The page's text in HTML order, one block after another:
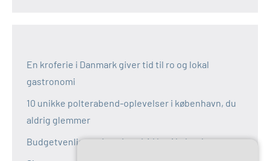
En kroferie i Danmark giver tid til ro og lokal
gastronomi
10 unikke polterabend-oplevelser i københavn, du
aldrig glemmer
Budgetvenlige polterabend-idéer i københavn